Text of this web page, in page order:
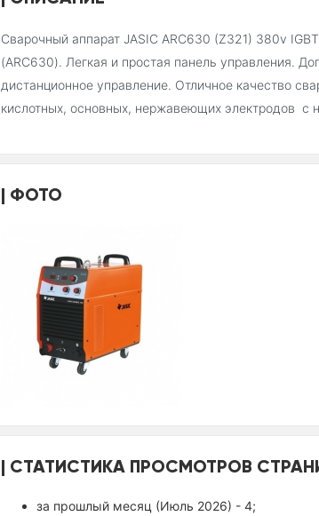
Сварочный аппарат JASIC ARC630 (Z321) 380v
(ARC630). Легкая и простая панель управления.
дистанционное управление. Отличное качество
кислотных, основных, нержавеющих электродов с
ФОТО
СТАТИСТИКА ПРОСМОТРОВ
за прошлый месяц (Июль 2026) - 4;